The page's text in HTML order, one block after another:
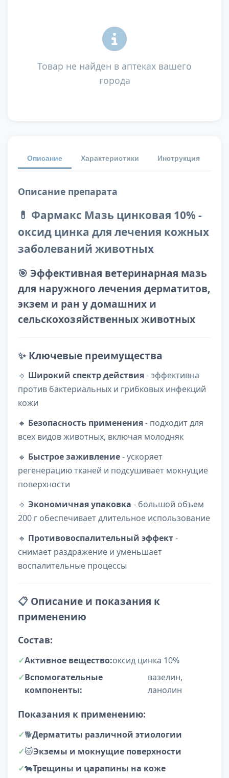
Товар не найден в аптеках вашего
города
Описание Характеристики Инструкция
Описание препарата
💊 Фармакс Мазь цинковая 10% -
оксид цинка для лечения кожных
заболеваний животных
🎯 Эффективная ветеринарная мазь
для наружного лечения дерматитов,
экзем и ран у домашних и
сельскохозяйственных животных
✨ Ключевые преимущества
🔹 Широкий спектр действия- эффективна
против бактериальных и грибковых инфекций
кожи
🔹 Безопасность применения- подходит для
всех видов животных, включая молодняк
🔹 Быстрое заживление- ускоряет
регенерацию тканей и подсушивает мокнущие
поверхности
🔹 Экономичная упаковка - большой объем
200 г обеспечивает длительное использование
🔹 Противовоспалительный эффект-
снимает раздражение и уменьшает
воспалительные процессы
📋 Описание и показания к
применению
Состав:
Активное вещество:оксид цинка 10%
Вспомогательные
компоненты:
вазелин,
ланолин
Показания к применению:
🐕Дерматиты различной этиологии
🐱Экземы и мокнущие поверхности
🐄Трещины и царапины на коже